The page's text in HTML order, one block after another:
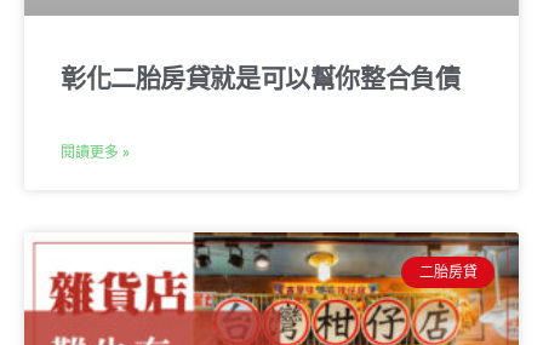
彰化二胎房貸就是可以幫你整合負債
閱讀更多 »
二胎房貸